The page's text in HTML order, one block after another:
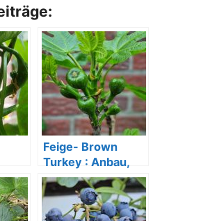
Feige- Brown
Turkey : Anbau,
Pflege & Ernte